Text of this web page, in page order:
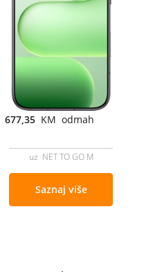
677,35 KM odmah
uz NET TO GO M
Saznaj više